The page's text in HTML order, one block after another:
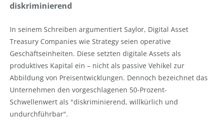
diskriminierend
In seinem Schreiben argumentiert Saylor, Digital Asset
Treasury Companies wie Strategy seien operative
Geschäftseinheiten. Diese setzten digitale Assets als
produktives Kapital ein – nicht als passive Vehikel zur
Abbildung von Preisentwicklungen. Dennoch bezeichnet das
Unternehmen den vorgeschlagenen 50-Prozent-
Schwellenwert als "diskriminierend, willkürlich und
undurchführbar".